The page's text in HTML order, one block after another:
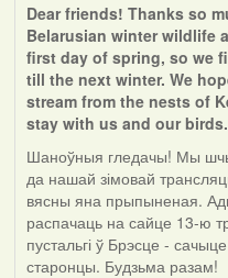
Dear friends! Thanks so
Belarusian winter wildlife
first day of spring, so we
till the next winter. We
stream from the nests of
stay with us and our birds.
Шаноўныя гледачы! Мы
да нашай зімовай
вясны яна прыпыненая.
распачаць на сайце 13-ю
пустальгі ў Брэсце -
старонцы. Будзьма разам!